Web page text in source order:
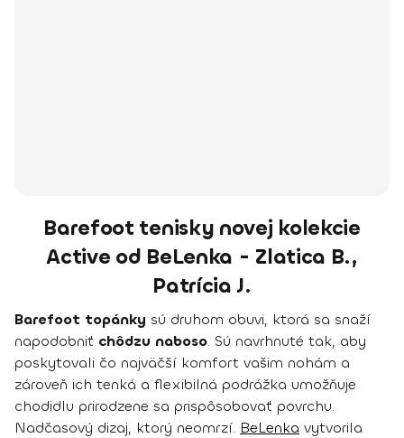
Barefoot tenisky novej kolekcie
Active od BeLenka - Zlatica B.,
Patrícia J.
Barefoot topánky sú druhom obuvi, ktorá sa snaží
napodobniť chôdzu naboso. Sú navrhnuté tak, aby
poskytovali čo najväčší komfort vašim nohám a
zároveň ich tenká a flexibilná podrážka umožňuje
chodidlu prirodzene sa prispôsobovať povrchu.
Nadčasový dizaj, ktorý neomrzí. BeLenka vytvorila